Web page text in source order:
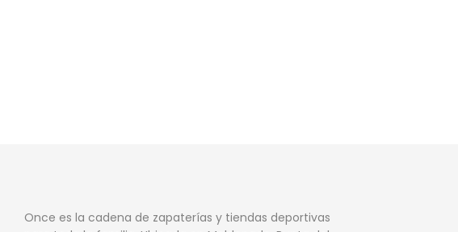
Once es la cadena de zapaterías y tiendas deportivas